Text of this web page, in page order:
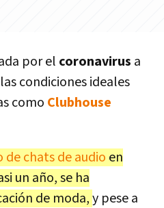
por el coronavirus a
condiciones ideales
como Clubhouse
de chats de audio en
un año, se ha
de moda,y pese a